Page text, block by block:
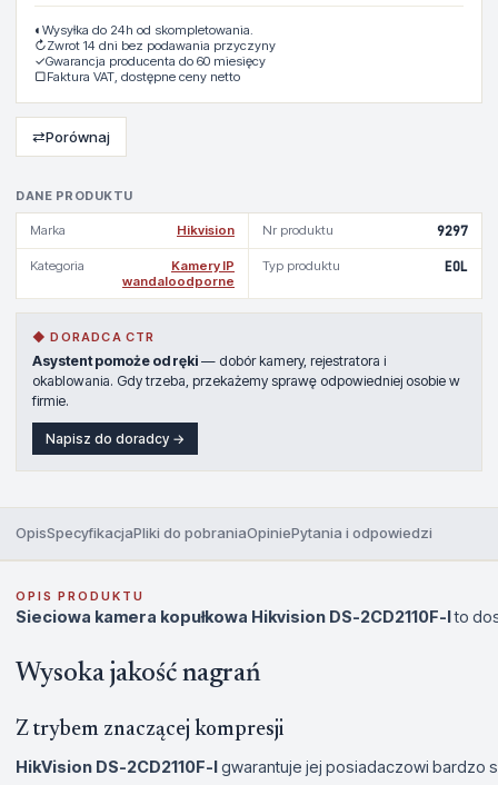
DANE PRODUKTU
Marka Hikvision Nr produktu 9297
Kategoria
Kamery IP
wandaloodporne
Typ produktu EOL
◆ DORADCA CTR
Asystent pomoże od ręki — dobór kamery, rejestratora i
okablowania. Gdy trzeba, przekażemy sprawę odpowiedniej osobie w
firmie.
Napisz do doradcy →
◐ Wysyłka do 24h od skompletowania.
↻Zwrot 14 dni bez podawania przyczyny
✓Gwarancja producenta do 60 miesięcy
▢Faktura VAT, dostępne ceny netto
⇄Porównaj
OpisSpecyfikacjaPliki do pobraniaOpiniePytania i odpowiedzi
OPIS PRODUKTU
Sieciowa kamera kopułkowa Hikvision DS-2CD2110F-Ito
Wysoka jakość nagrań
Z trybem znaczącej kompresji
HikVision DS-2CD2110F-Igwarantuje jej posiadaczowi bardzo